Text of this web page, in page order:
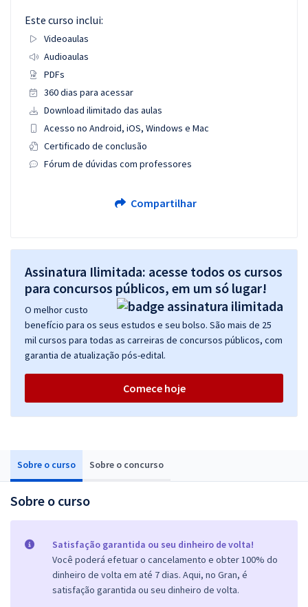
Sobre o curso Sobre o concurso
Sobre o curso
Satisfação garantida ou seu dinheiro de volta!
Você poderá efetuar o cancelamento e obter 100% do
dinheiro de volta em até 7 dias. Aqui, no Gran, é
satisfação garantida ou seu dinheiro de volta.
Este curso inclui:
Videoaulas
Audioaulas
PDFs
360 dias para acessar
Download ilimitado das aulas
Acesso no Android, iOS, Windows e Mac
Certificado de conclusão
Fórum de dúvidas com professores
Compartilhar
Assinatura Ilimitada: acesse todos os cursos
para concursos públicos, em um só lugar!
O melhor custo
benefício para os seus estudos e seu bolso. São mais de 25
mil cursos para todas as carreiras de concursos públicos, com
garantia de atualização pós-edital.
Comece hoje